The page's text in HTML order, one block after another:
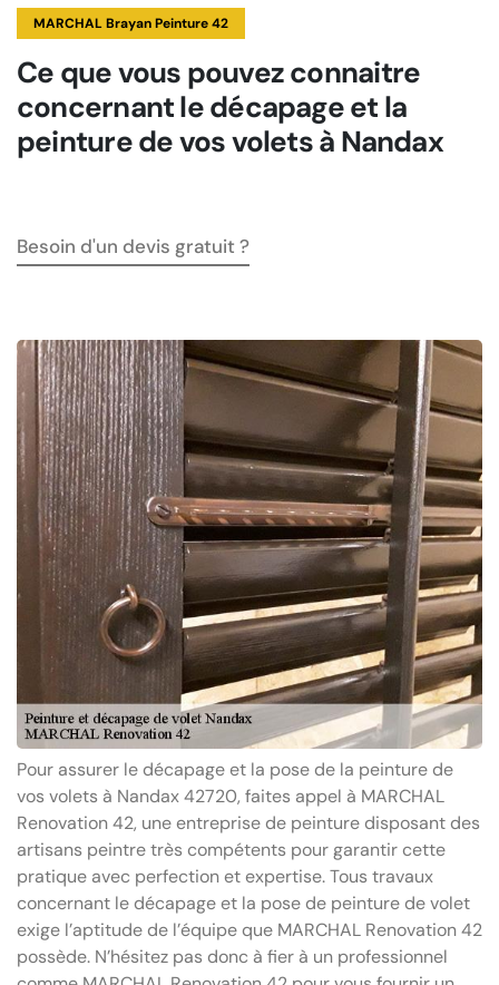
MARCHAL Brayan Peinture 42
Ce que vous pouvez connaitre
concernant le décapage et la
peinture de vos volets à Nandax
Besoin d'un devis gratuit ?
Pour assurer le décapage et la pose de la peinture de
vos volets à Nandax 42720, faites appel à MARCHAL
Renovation 42, une entreprise de peinture disposant des
artisans peintre très compétents pour garantir cette
pratique avec perfection et expertise. Tous travaux
concernant le décapage et la pose de peinture de volet
exige l’aptitude de l’équipe que MARCHAL Renovation 42
possède. N’hésitez pas donc à fier à un professionnel